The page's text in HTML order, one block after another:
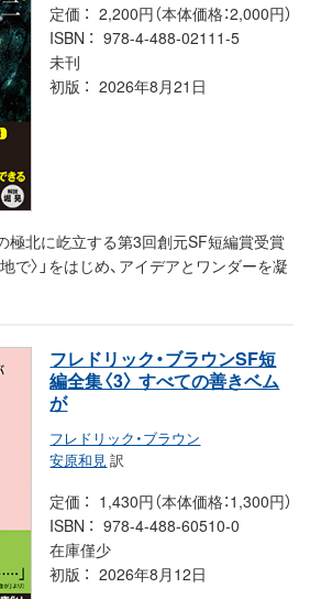
定価
2,200円（本体価格：2,000円）
ISBN
978-4-488-02111-5
未刊
初版
2026年8月21日
極北に屹立する第3回創元SF短編賞受賞
で〉」をはじめ、アイデアとワンダーを凝
フレドリック・ブラウンSF短
編全集〈3〉 すべての善きベム
が
フレドリック・ブラウン
安原和見 訳
定価
1,430円（本体価格：1,300円）
ISBN
978-4-488-60510-0
在庫僅少
初版
2026年8月12日